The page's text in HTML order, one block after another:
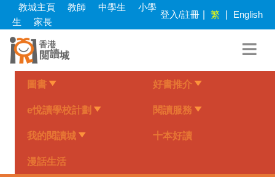
Skip
main
content
教城主頁 教師 中學生
小學
生
家長
登入/註冊 繁 English
圖書 好書推介
e悅讀學校計劃 閱讀服務
我的閱讀城 十本好讀
漫話生活